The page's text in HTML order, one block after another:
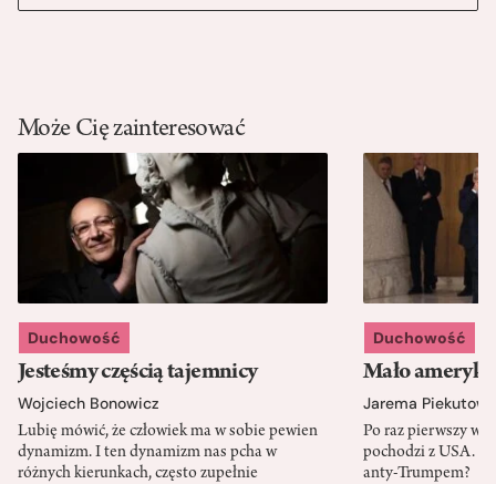
Może Cię zainteresować
Duchowość
Jesteśmy częścią tajemnicy
Wojciech Bonowicz
Lubię mówić, że człowiek ma w sobie pewien
dynamizm. I ten dynamizm nas pcha w
różnych kierunkach, często zupełnie
Duchowość
Mało
Jarema
Po raz pierwszy w
pochodzi z USA.
anty-Trumpem?